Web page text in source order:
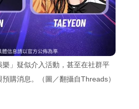
」疑似介入活動，甚至在社群平
購消息。（圖／翻攝自Threads）